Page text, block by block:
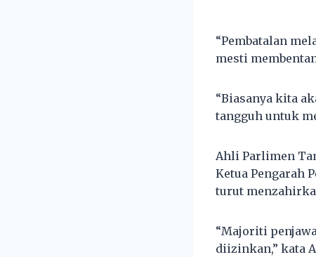
“Pembatalan
mesti
“Biasanya kita
tangguh untuk
Ahli Parlimen
Ketua Pengarah
turut
“Majoriti
diizinkan,” kata